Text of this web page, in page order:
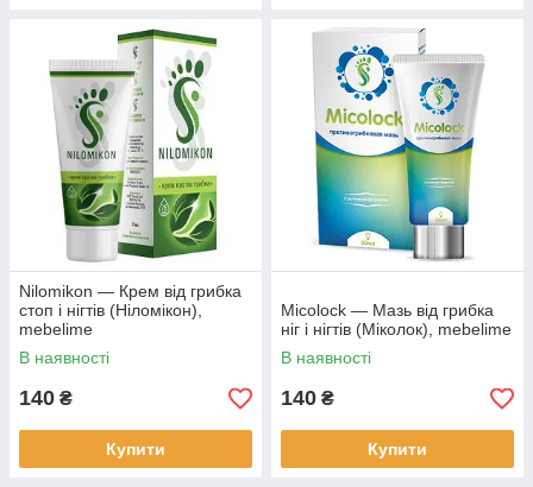
Nilomikon — Крем від грибка
стоп і нігтів (Ніломікон),
mebelime
В наявності
140 ₴
Купити
Micolock — Мазь від грибка
ніг і нігтів (Міколок), mebelime
В наявності
140 ₴
Купити